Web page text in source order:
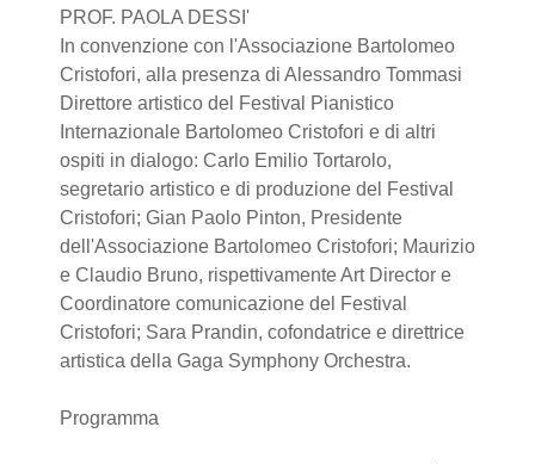
PROF. PAOLA DESSI'
In convenzione con l'Associazione Bartolomeo
Cristofori, alla presenza di Alessandro Tommasi
Direttore artistico del Festival Pianistico
Internazionale Bartolomeo Cristofori e di altri
ospiti in dialogo: Carlo Emilio Tortarolo,
segretario artistico e di produzione del Festival
Cristofori; Gian Paolo Pinton, Presidente
dell'Associazione Bartolomeo Cristofori; Maurizio
e Claudio Bruno, rispettivamente Art Director e
Coordinatore comunicazione del Festival
Cristofori; Sara Prandin, cofondatrice e direttrice
artistica della Gaga Symphony Orchestra.
Programma